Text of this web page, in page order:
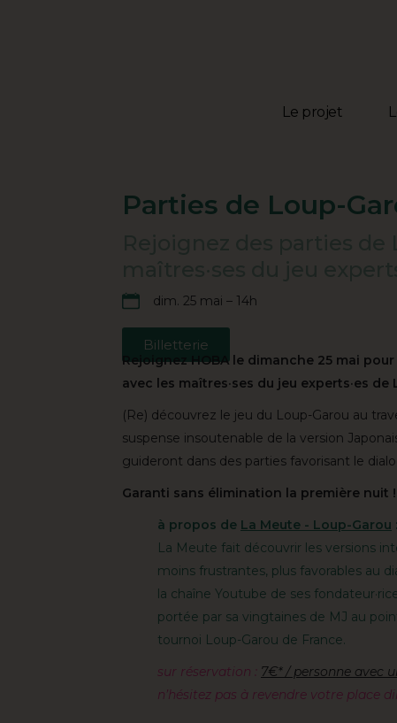
Le projet
Parties de Loup-
dim. 25 mai – 14h
Billetterie
Rejoignez HOBA le dimanche 25 mai
avec les maîtres·ses du jeu experts·es de
(Re) découvrez le jeu du Loup-Garou au
suspense insoutenable de la version
guideront dans des parties favorisant le
Garanti sans élimination la première nuit !
à propos de La Meute - Loup-Garou :
La Meute fait découvrir les versions
moins frustrantes, plus favorables au
la chaîne Youtube de ses
portée par sa vingtaines de MJ au
tournoi Loup-Garou de France.
sur réservation : 7€* / personne avec
n’hésitez pas à revendre votre place